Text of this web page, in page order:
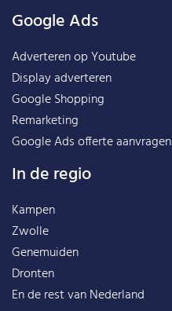
Google Ads
Adverteren op Youtube
Display adverteren
Google Shopping
Remarketing
Google Ads offerte aanvragen
In de regio
Kampen
Zwolle
Genemuiden
Dronten
En de rest vanNederland